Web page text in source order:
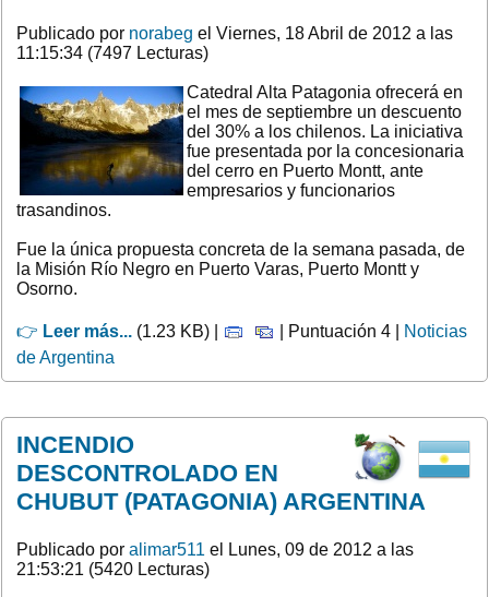
Publicado por norabeg el Viernes, 18 Abril de 2012 a las
11:15:34 (7497 Lecturas)
Catedral Alta Patagonia ofrecerá en
el mes de septiembre un descuento
del 30% a los chilenos. La iniciativa
fue presentada por la concesionaria
del cerro en Puerto Montt, ante
empresarios y funcionarios
trasandinos.
Fue la única propuesta concreta de la semana pasada, de
la Misión Río Negro en Puerto Varas, Puerto Montt y
Osorno.
👉 Leer más... (1.23 KB) | | Puntuación 4 |
Noticias
de Argentina
INCENDIO
DESCONTROLADO EN
CHUBUT (PATAGONIA) ARGENTINA
Publicado por alimar511 el Lunes, 09 de 2012 a las
21:53:21 (5420 Lecturas)